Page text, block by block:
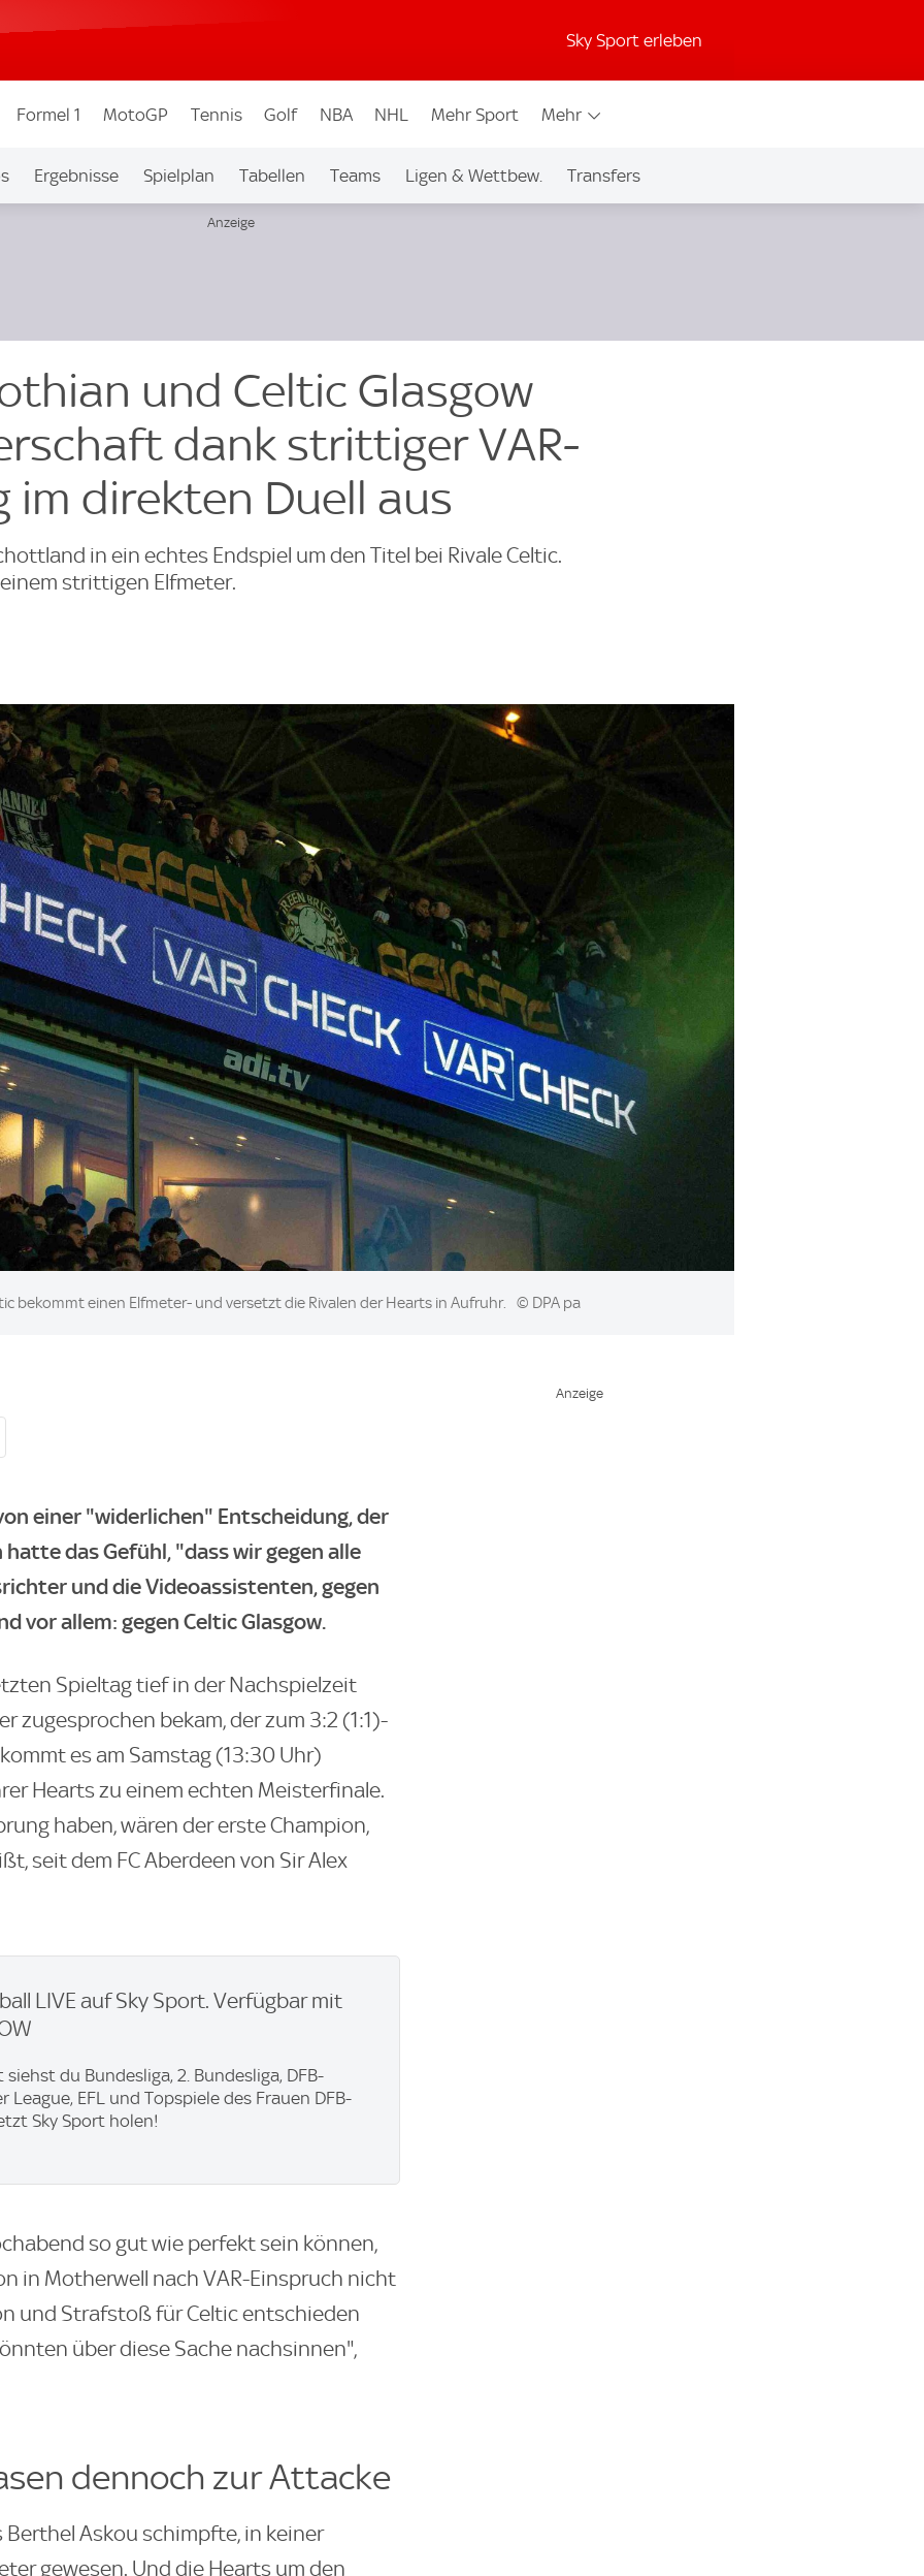
Sky Sport erleben
Formel 1 MotoGP Tennis Golf NBA NHL Mehr Sport Mehr
Ergebnisse Spielplan Tabellen Teams Ligen & Wettbew. Transfers
und Celtic Glasgow
dank strittiger VAR-
im direkten Duell aus
in ein echtes Endspiel um den Titel bei Rivale Celtic.
strittigen Elfmeter.
bekommt einen Elfmeter- und versetzt die Rivalen der Hearts in Aufruhr. © DPA pa
einer "widerlichen" Entscheidung, der
das Gefühl, "dass wir gegen alle
und die Videoassistenten, gegen
vor allem: gegen Celtic Glasgow.
Spieltag tief in der Nachspielzeit
bekam, der zum 3:2 (1:1)-
es am Samstag (13:30 Uhr)
Hearts zu einem echten Meisterfinale.
haben, wären der erste Champion,
seit dem FC Aberdeen von Sir Alex
LIVE auf Sky Sport. Verfügbar mit
siehst du Bundesliga, 2. Bundesliga, DFB-
League, EFL und Topspiele des Frauen DFB-
Sky Sport holen!
so gut wie perfekt sein können,
in Motherwell nach VAR-Einspruch nicht
und Strafstoß für Celtic entschieden
über diese Sache nachsinnen",
dennoch zur Attacke
Askou schimpfte, in keiner
gewesen. Und die Hearts um den